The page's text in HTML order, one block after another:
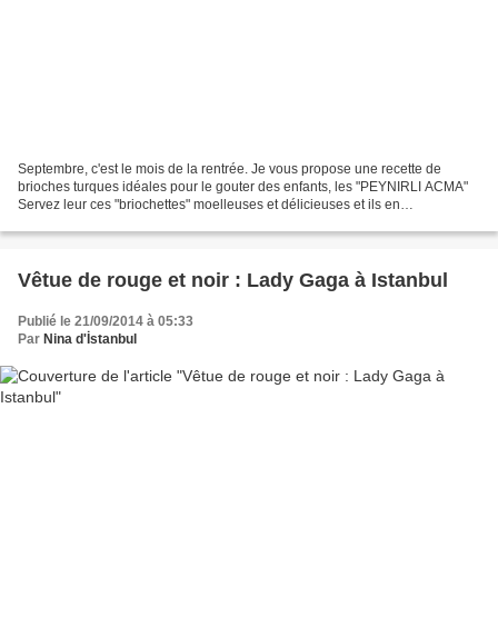
Septembre, c'est le mois de la rentrée. Je vous propose une recette de
brioches turques idéales pour le gouter des enfants, les "PEYNIRLI ACMA"
Servez leur ces "briochettes" moelleuses et délicieuses et ils en
Vêtue de rouge et noir : Lady Gaga à Istanbul
Publié le 21/09/2014 à 05:33
Par Nina d'İstanbul